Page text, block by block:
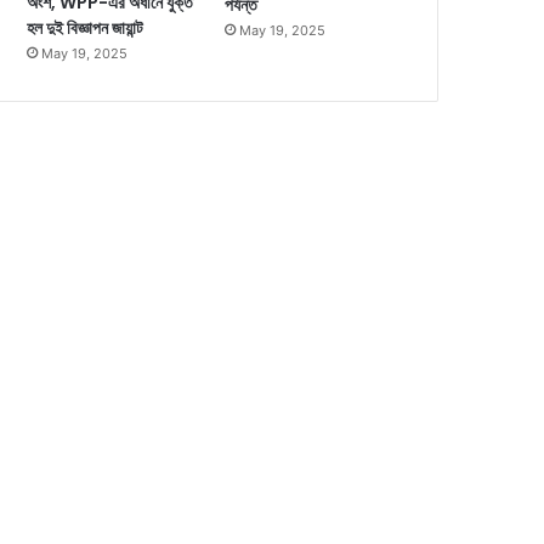
হল দুই বিজ্ঞাপন জায়ান্ট
May 19, 2025
পর্যন্ত
May 19, 2025